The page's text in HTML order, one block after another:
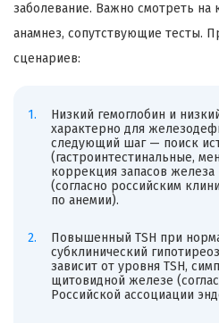
заболевание. Важно смотреть на
анамнез, сопутствующие тесты.
сценариев:
Низкий гемоглобин и
характерно для
следующий шаг — поиск
(гастроинтестинальные,
коррекция запасов
(согласно российским
по анемии).
Повышенный TSH при
субклинический
зависит от уровня TSH,
щитовидной железе
Российской ассоциации